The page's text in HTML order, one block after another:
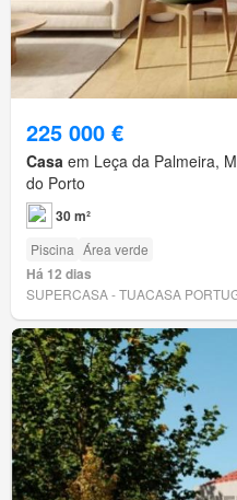
225 000 €
Casa em Leça da Palmeira,
do Porto
30 m²
Piscina Área verde
Há 12 dias
SUPERCASA - TUACASA